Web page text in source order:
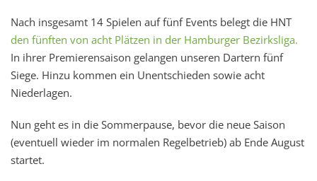
Nach insgesamt 14 Spielen auf fünf Events belegt die HNT
den fünften von acht Plätzen in der Hamburger Bezirksliga.
In ihrer Premierensaison gelangen unseren Dartern fünf
Siege. Hinzu kommen ein Unentschieden sowie acht
Niederlagen.
Nun geht es in die Sommerpause, bevor die neue Saison
(eventuell wieder im normalen Regelbetrieb) ab Ende August
startet.